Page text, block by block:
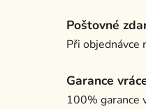
Poštovné
Při objednávce
Garance
100% garance